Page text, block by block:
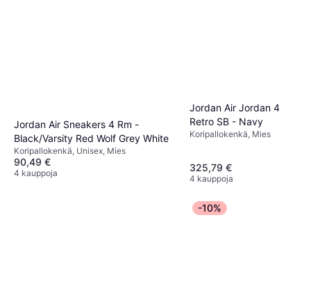
Jordan Air Sneakers 4 Rm -
Black/Varsity Red Wolf Grey White
Koripallokenkä, Unisex, Mies
90,49 €
4 kauppoja
Jordan Air Jordan 4
Retro SB - Navy
Koripallokenkä, Mies
325,79 €
4 kauppoja
-10%